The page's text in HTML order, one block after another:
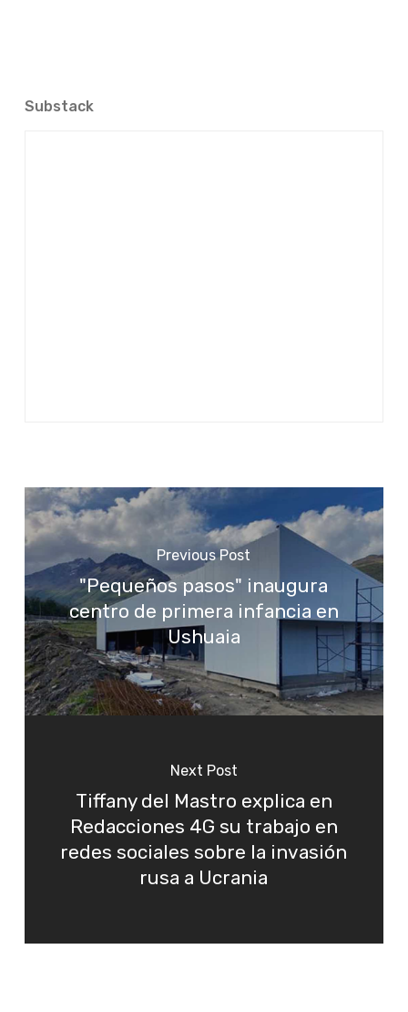
Substack
Previous Post
"Pequeños pasos" inaugura
centro de primera infancia en
Ushuaia
Next Post
Tiffany del Mastro explica en
Redacciones 4G su trabajo en
redes sociales sobre la invasión
rusa a Ucrania